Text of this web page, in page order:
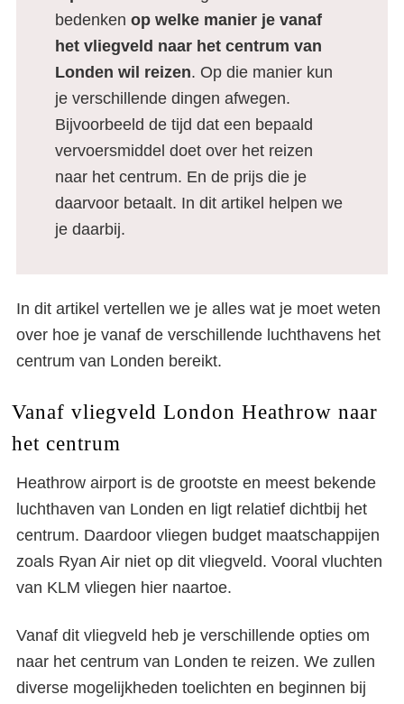
bedenken op welke manier je vanaf
het vliegveld naar het centrum van
Londen wil reizen. Op die manier kun
je verschillende dingen afwegen.
Bijvoorbeeld de tijd dat een bepaald
vervoersmiddel doet over het reizen
naar het centrum. En de prijs die je
daarvoor betaalt. In dit artikel helpen we
je daarbij.
In dit artikel vertellen we je alles wat je moet weten
over hoe je vanaf de verschillende luchthavens het
centrum van Londen bereikt.
Vanaf vliegveld London Heathrow naar
het centrum
Heathrow airport is de grootste en meest bekende
luchthaven van Londen en ligt relatief dichtbij het
centrum. Daardoor vliegen budget maatschappijen
zoals Ryan Air niet op dit vliegveld. Vooral vluchten
van KLM vliegen hier naartoe.
Vanaf dit vliegveld heb je verschillende opties om
naar het centrum van Londen te reizen. We zullen
diverse mogelijkheden toelichten en beginnen bij